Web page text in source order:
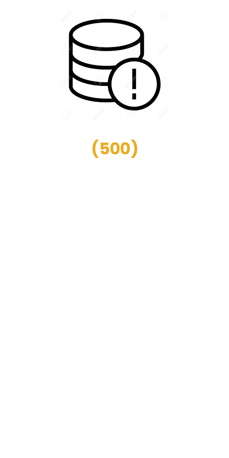
(500)